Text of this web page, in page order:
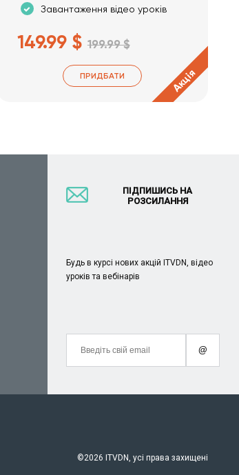
Завантаження відео уроків
149.99 $ 199.99 $
ПРИДБАТИ Акція
ПІДПИШИСЬ НА
РОЗСИЛАННЯ
Будь в курсі нових акцій ITVDN, відео
уроків та вебінарів
@
©2026 ITVDN, усі права захищені